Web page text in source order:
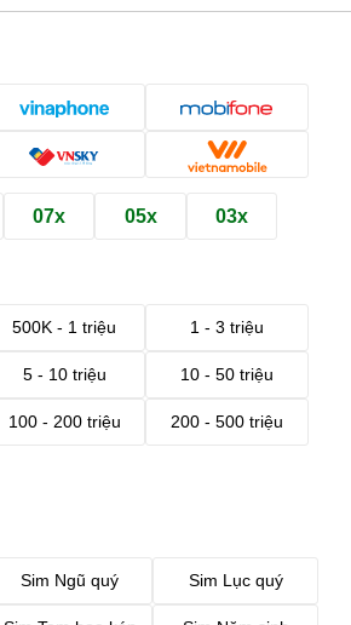
07x 05x 03x
500K - 1 triệu 1 - 3 triệu
5 - 10 triệu 10 - 50 triệu
100 - 200 triệu 200 - 500 triệu
Sim Ngũ quý Sim Lục quý